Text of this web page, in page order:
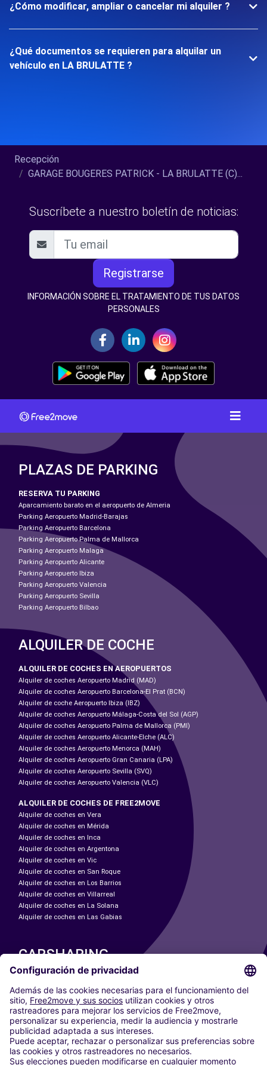
¿Cómo modificar, ampliar o cancelar mi alquiler ?
¿Qué documentos se requieren para alquilar un
vehículo en LA BRULATTE ?
Recepción
GARAGE BOUGERES PATRICK - LA BRULATTE (C)...
Suscríbete a nuestro boletín de noticias:
Registrarse
INFORMACIÓN SOBRE EL TRATAMIENTO DE TUS DATOS
PERSONALES
PLAZAS DE PARKING
RESERVA TU PARKING
Aparcamiento barato en el aeropuerto de Almeria
Parking Aeropuerto Madrid-Barajas
Parking Aeropuerto Barcelona
Parking Aeropuerto Palma de Mallorca
Parking Aeropuerto Malaga
Parking Aeropuerto Alicante
Parking Aeropuerto Ibiza
Parking Aeropuerto Valencia
Parking Aeropuerto Sevilla
Parking Aeropuerto Bilbao
ALQUILER DE COCHE
ALQUILER DE COCHES EN AEROPUERTOS
Alquiler de coches Aeropuerto Madrid (MAD)
Alquiler de coches Aeropuerto Barcelona-El Prat (BCN)
Alquiler de coche Aeropuerto Ibiza (IBZ)
Alquiler de coches Aeropuerto Málaga-Costa del Sol (AGP)
Alquiler de coches Aeropuerto Palma de Mallorca (PMI)
Alquiler de coches Aeropuerto Alicante-Elche (ALC)
Alquiler de coches Aeropuerto Menorca (MAH)
Alquiler de coches Aeropuerto Gran Canaria (LPA)
Alquiler de coches Aeropuerto Sevilla (SVQ)
Alquiler de coches Aeropuerto Valencia (VLC)
ALQUILER DE COCHES DE FREE2MOVE
Alquiler de coches en Vera
Alquiler de coches en Mérida
Alquiler de coches en Inca
Alquiler de coches en Argentona
Alquiler de coches en Vic
Alquiler de coches en San Roque
Alquiler de coches en Los Barrios
Alquiler de coches en Villarreal
Alquiler de coches en La Solana
Alquiler de coches en Las Gabias
CARSHARING
NUESTRAS CIUDADES
Paris
Madrid
Washington DC
Milán
Roma
Turín
Viena